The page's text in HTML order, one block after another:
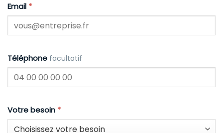
Email *
Téléphone facultatif
Votre besoin *